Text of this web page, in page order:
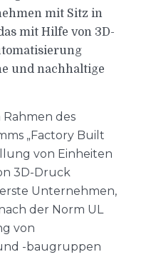
mit Sitz in
mit Hilfe von 3D-
und nachhaltige
des
„Factory Built
von Einheiten
3D-Druck
Unternehmen,
der Norm UL
von
-baugruppen